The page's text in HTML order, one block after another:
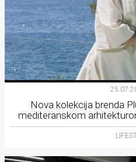
Nova kolekcija brenda
mediteranskom